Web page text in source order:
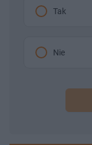
Tak
Nie